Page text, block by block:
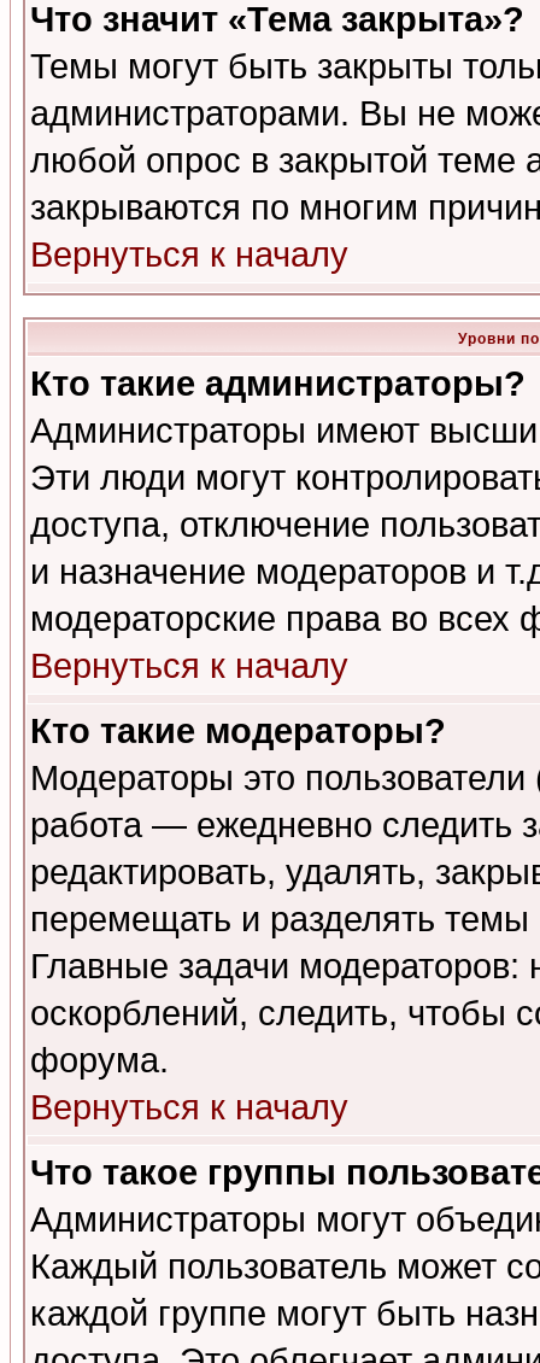
Что значит «Тема закрыта»?
Темы могут быть закрыты
администраторами. Вы не
любой опрос в закрытой теме
закрываются по многим
Вернуться к началу
Уровни
Кто такие администраторы?
Администраторы имеют
Эти люди могут
доступа, отключение
и назначение модераторов и
модераторские права во всех
Вернуться к началу
Кто такие модераторы?
Модераторы это
работа — ежедневно следить
редактировать, удалять,
перемещать и разделять
Главные задачи
оскорблений, следить, чтобы
форума.
Вернуться к началу
Что такое группы
Администраторы могут
Каждый пользователь может
каждой группе могут быть